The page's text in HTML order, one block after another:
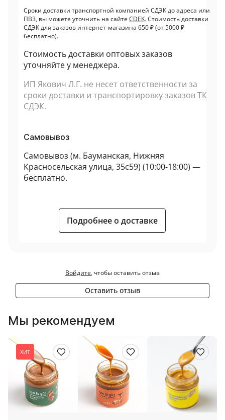
Сроки доставки транспортной компанией СДЭК до адреса или
ПВЗ, вы можете уточнить на сайте CDEK. Стоимость доставки
СДЭК для заказов интернет-магазина 650 ₽ (от 5000 ₽
бесплатно).
Стоимость доставки оптовых заказов
уточняйте у менеджера.
ИП Якович Л.Г. не несет ответственности за
сроки доставки и транспортировку заказов ТК
СДЭК.
Самовывоз
Самовывоз (м. Бауманская, Нижняя
Красносельская улица, 35с59) (10:00-18:00) —
бесплатно.
Подробнее о доставке
Войдите, чтобы оставить отзыв
Оставить отзыв
Мы рекомендуем
ХИТ